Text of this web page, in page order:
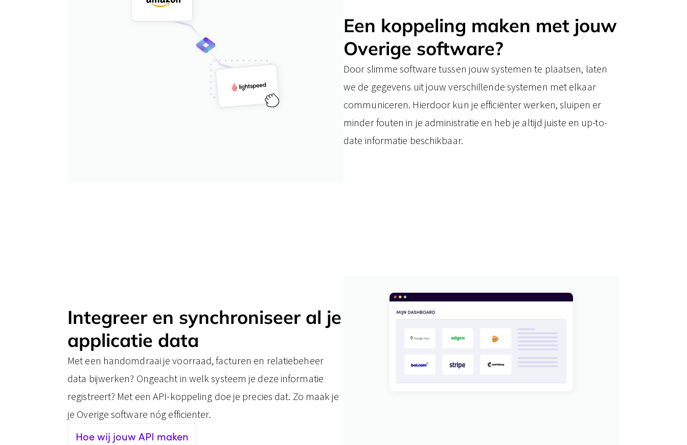
Een koppeling maken met jouw
​Overige software?
Door slimme software tussen jouw systemen te plaatsen, laten
we de gegevens uit jouw verschillende systemen met elkaar
communiceren. Hierdoor kun je efficiënter werken, sluipen er
minder fouten in je administratie en heb je altijd juiste en up-to-
date informatie beschikbaar.
Integreer en synchroniseer al je
applicatie data
Met een handomdraai je voorraad, facturen en relatiebeheer
data bijwerken? Ongeacht in welk systeem je deze informatie
registreert? Met een API-koppeling doe je precies dat. Zo maak je
je Overige software nóg efficienter.
Hoe wij jouw API maken